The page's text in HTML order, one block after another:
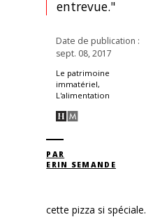
entrevue."
Date de publication :
sept. 08, 2017
Le patrimoine
immatériel,
L'alimentation
PAR
ERIN SEMANDE
cette pizza si spéciale.